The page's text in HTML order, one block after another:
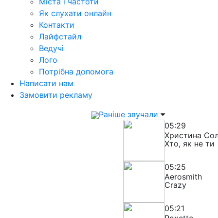
Як слухати онлайн
Контакти
Лайфстайл
Ведучі
Лого
Потрібна допомога
Написати нам
Замовити рекламу
Раніше звучали
05:29
Христина
Хто, як не ти
05:25
Aerosmith
Crazy
05:21